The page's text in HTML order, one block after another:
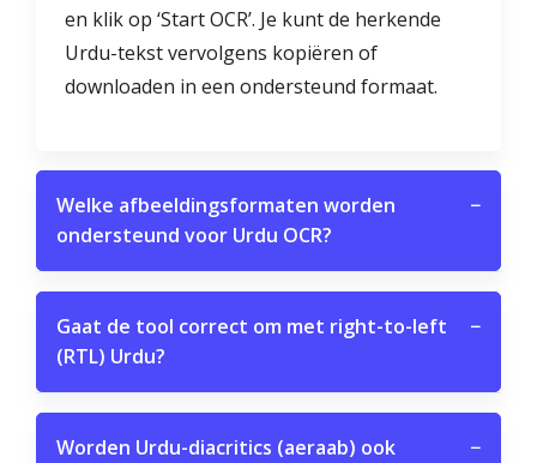
en klik op ‘Start OCR’. Je kunt de herkende
Urdu-tekst vervolgens kopiëren of
downloaden in een ondersteund formaat.
Welke afbeeldingsformaten worden
ondersteund voor Urdu OCR?
−
Gaat de tool correct om met right-to-left
(RTL) Urdu?
−
Worden Urdu-diacritics (aeraab) ook
−